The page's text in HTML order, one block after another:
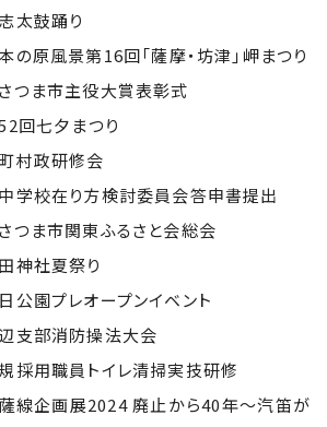
太鼓踊り
原風景第16回「薩摩・坊津」岬まつり
ま市主役大賞表彰式
回七夕まつり
村政研修会
校在り方検討委員会答申書提出
ま市関東ふるさと会総会
神社夏祭り
園プレオープンイベント
支部消防操法大会
用職員トイレ清掃実技研修
線企画展2024 廃止から40年～汽笛が